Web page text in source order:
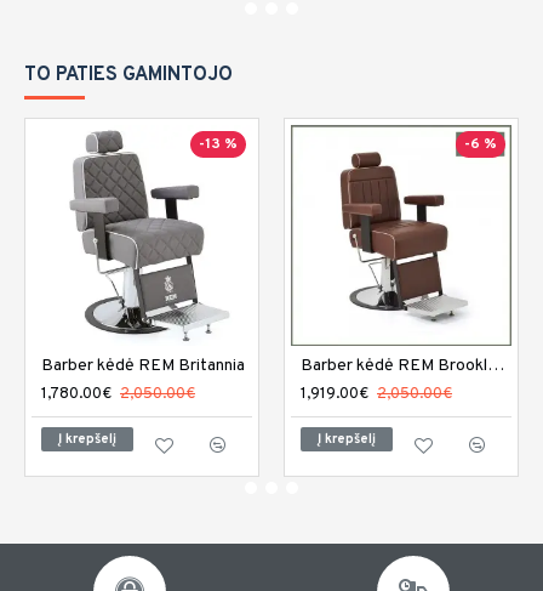
TO PATIES GAMINTOJO
-13 %
Barber kėdė REM Britannia
1,780.00€ 2,050.00€
Į krepšelį
-6 %
Barber kėdė REM Brookland
1,919.00€ 2,050.00€
Į krepšelį